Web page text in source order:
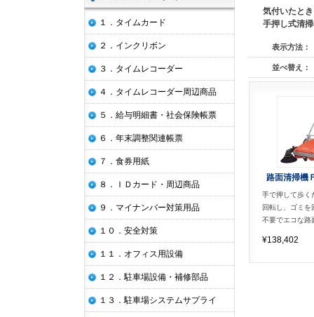
気付いたと
手押し式清
表示方法：
並べ替え：
路面清掃機
手で押して歩く
回転し、ゴミを
不要でエコな路
¥138,402
１．タイムカード
２．インクリボン
３．タイムレコーダー
４．タイムレコーダー周辺商品
５．給与明細書・社会保険帳票
６．年末調整関連帳票
７．食券用紙
８．ＩＤカード・周辺商品
９．マイナンバー対策用品
１０．安全対策
１１．オフィス用設備
１２．駐車場設備・補修部品
１３．駐車場システムサプライ